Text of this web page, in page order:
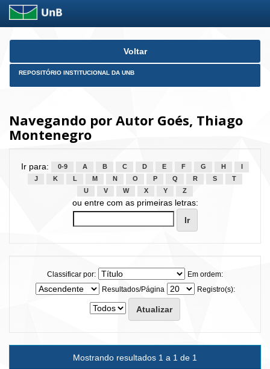
Skip
Voltar
REPOSITÓRIO INSTITUCIONAL DA UNB
Navegando por Autor Goés, Thiago
Montenegro
Ir para: 0-9 A B C D E F G H
J
K L M N O P Q R S
T
U
V W X Y Z
ou entre com as primeiras letras:
Classificar por:
Em ordem:
Resultados/Página
Registro(s):
Mostrando resultados 1 a 1 de 1